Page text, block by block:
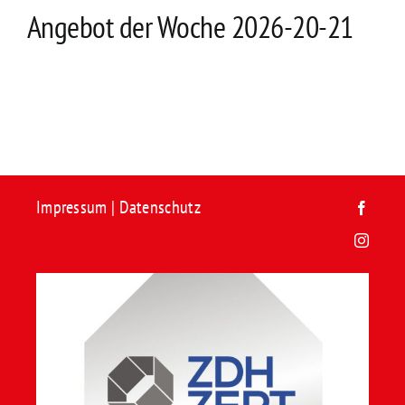
Angebot der Woche 2026-20-21
Impressum | Datenschutz